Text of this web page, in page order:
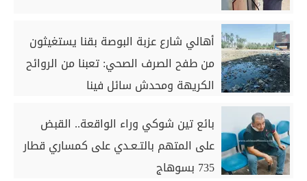
أهالي شارع عزبة البوصة بقنا يستغيثون
من طفح الصرف الصحي: تعبنا من الروائح
الكريهة ومحدش سائل فينا
بائع تين شوكي وراء الواقعة.. القبض
على المتهم بالتـعـدي على كمساري قطار
735 بسوهاج